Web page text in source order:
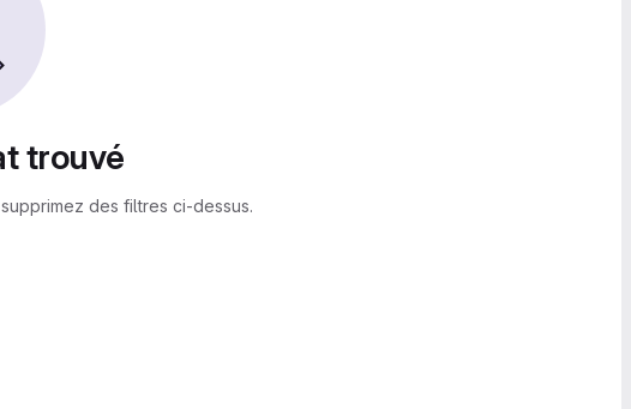
trouvé
des filtres ci-dessus.